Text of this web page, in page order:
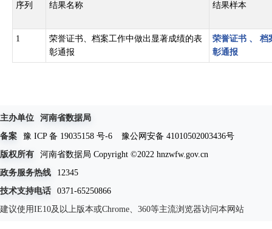
序列 结果名称 结果样本
1
荣誉证书、档案工作中做出显著成绩的表
彰通报
荣誉证书 、
档
彰通报
主办单位
河南省数据局
备案
豫 ICP 备 19035158 号-6
豫公网安备 41010502003436号
版权所有
河南省数据局 Copyright ©2022 hnzwfw.gov.cn
政务服务热线
12345
技术支持电话
0371-65250866
建议使用IE10及以上版本或Chrome、360等主流浏览器访问本网站